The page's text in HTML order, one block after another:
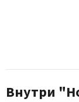
Внутри